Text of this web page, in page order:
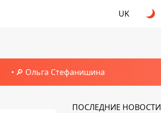
UK
🔎 Ольга Стефанишина
ПОСЛЕДНИЕ НОВОСТИ